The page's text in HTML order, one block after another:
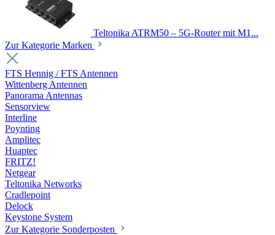
Teltonika ATRM50 – 5G-Router mit M1...
Zur Kategorie Marken
FTS Hennig / FTS Antennen
Wittenberg Antennen
Panorama Antennas
Sensorview
Interline
Poynting
Amplitec
Huaptec
FRITZ!
Netgear
Teltonika Networks
Cradlepoint
Delock
Keystone System
Zur Kategorie Sonderposten